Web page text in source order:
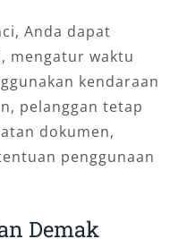
Anda dapat
mengatur waktu
kendaraan
pelanggan tetap
dokumen,
penggunaan
Demak